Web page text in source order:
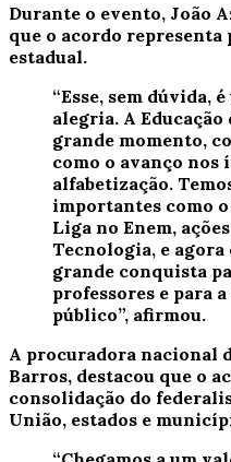
Durante o evento, João
que o acordo representa
estadual.
“Esse, sem dúvida,
alegria. A
grande momento,
como o avanço nos
alfabetização.
importantes como
Liga no Enem,
Tecnologia, e agora
grande conquista
professores e para
público”, afirmou.
A procuradora nacional
Barros, destacou que o
consolidação do
União, estados e